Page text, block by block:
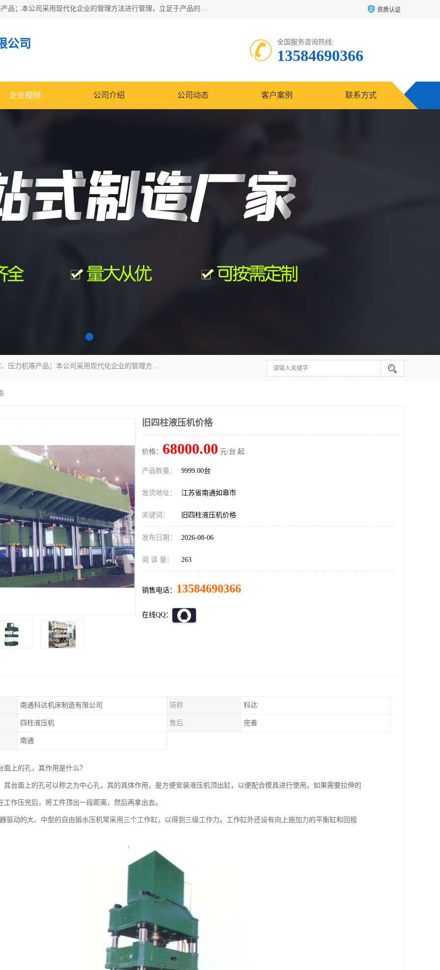
南通科达机床制造有限公司主要生产液压机、冲床、压力机等产品；本公司采用现代化企业的管理方法进行管理，立足于产品的质量管理，以优秀的品质、新颖的设计、合理的价格、完善的服务赢得广大客户的充分信赖和良好的口碑。领导层将运用科学管理方法及长期积累下来的经验和广泛领域吸取来新的技术不断调整产品结构，为市场提供精良的各类机械设备。企业将坚持与国内外各界朋友，真诚合作，共创辉煌。 资质认证
公司 全国服务咨询热线:
13584690366
企业视频 公司介绍 公司动态 客户案例 联系方式
南通科达机床制造有限公司主要生产液压机、冲床、压力机等产品；本公司采用现代化企业的管理方法进行管理，立足于产品的质量管理，以优秀的品质、新颖的设计、合理的价格、完善的服务赢得广大客户的充分信赖和良好的口碑。领导层将运用科学管理方法及长期积累下来的经验和广泛领域吸取来新的技术不断调整产品结构，为市场提供精良的各类机械设备。企业将坚持与国内外各界朋友，真诚合作，共创辉煌。
旧四柱液压机价格
价格： 68000.00 元/台 起
产品数量： 9999.00台
发货地址： 江苏省南通如皋市
关键词： 旧四柱液压机价格
发布日期： 2026-08-06
阅 读 量： 263
销售电话： 13584690366
在线QQ：
南通科达机床制造有限公司 简称 科达
四柱液压机 售后 完善
南通
面上的孔，其作用是什么？
其台面上的孔可以称之为中心孔，其的具体作用，是方便安装液压机顶出缸，以便配合模具进行使用。如果需要拉伸的
工作压完后，将工件顶出一段距离，然后再拿出去。
驱动的大、中型的自由锻水压机常采用三个工作缸，以得到三级工作力。工作缸外还设有向上施加力的平衡缸和回程